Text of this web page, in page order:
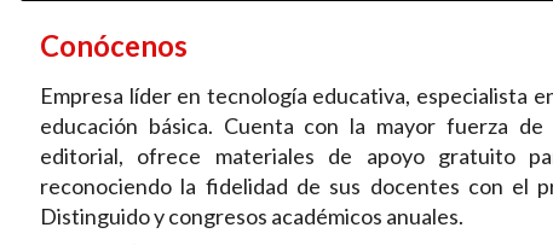
Conócenos
Empresa líder en tecnología educativa, especialista
educación básica. Cuenta con la mayor fuerza
editorial, ofrece materiales de apoyo gratuito
reconociendo la fidelidad de sus docentes con el
Distinguido y congresos académicos anuales.